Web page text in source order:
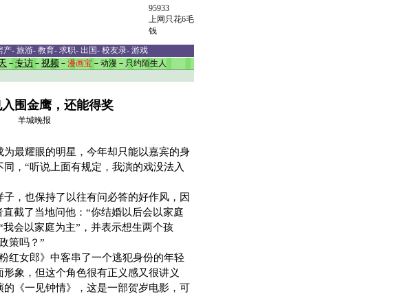
95933
上网只花6毛
钱
产- 旅游- 教育- 求职- 出国- 校友录- 游戏
－ 专访 － 视频 － 漫画宝 － 动漫 － 只约陌生人
围金鹰，还能得奖
羊城晚报
最耀眼的明星，今年却只能以嘉宾的身
，“听说上面有规定，我演的戏没法入
，也保持了以往有问必答的好作风，因
截了当地问他：“你结婚以后会以家庭
会以家庭为主”，并表示想生两个孩
策吗？”
女郎》中客串了一个逃犯身份的年轻
象，但这个角色很有正义感又很讲义
《一见钟情》，这是一部贺岁电影，可